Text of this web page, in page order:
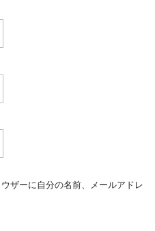
ザーに自分の名前、メールアドレ